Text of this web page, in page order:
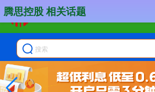
腾思控股 相关话题